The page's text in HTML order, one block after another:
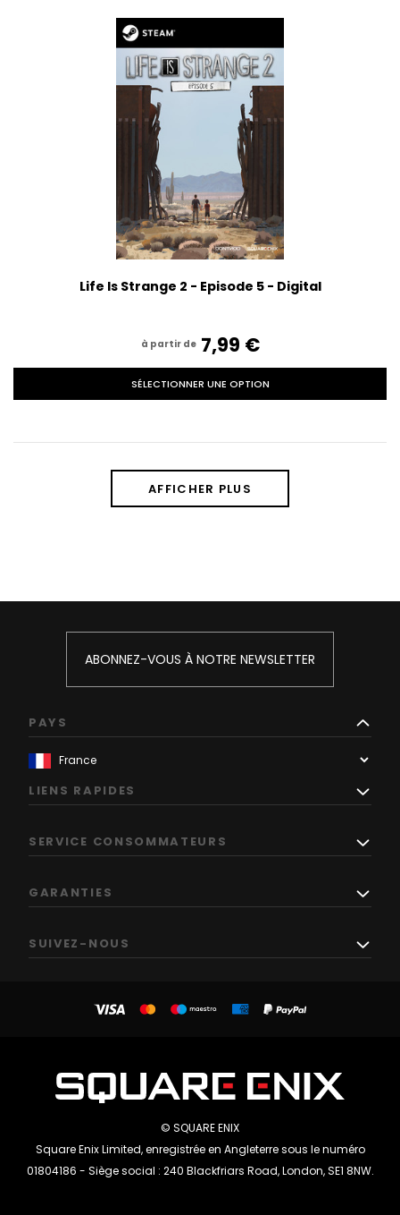
Life Is Strange 2 - Episode 5 - Digital
à partir de 7,99‎ ‎€
SÉLECTIONNER UNE OPTION
AFFICHER PLUS
ABONNEZ-VOUS À NOTRE NEWSLETTER
PAYS
LIENS RAPIDES
SERVICE CONSOMMATEURS
GARANTIES
SUIVEZ-NOUS
© SQUARE ENIX
Square Enix Limited, enregistrée en Angleterre sous le numéro
01804186 - Siège social : 240 Blackfriars Road, London, SE1 8NW.